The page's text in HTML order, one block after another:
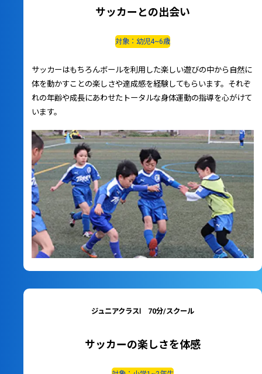
サッカーとの出会い
対象：幼児4~6歳
サッカーはもちろんボールを利用した楽しい遊びの中から自然に
体を動かすことの楽しさや達成感を経験してもらいます。それぞ
れの年齢や成長にあわせたトータルな身体運動の指導を心がけて
います。
ジュニアクラスⅠ 70分/スクール
サッカーの楽しさを体感